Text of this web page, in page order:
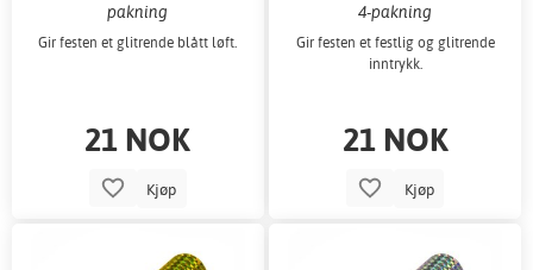
pakning
Gir festen et glitrende blått løft.
21 NOK
Kjøp
4-pakning
Gir festen et festlig og glitrende
inntrykk.
21 NOK
Kjøp